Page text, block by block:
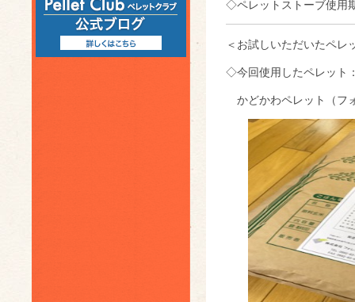
◇ペレットストーブ使用
＜お試しいただいたペレ
◇今回使用したペレット
かどかわペレット（フ